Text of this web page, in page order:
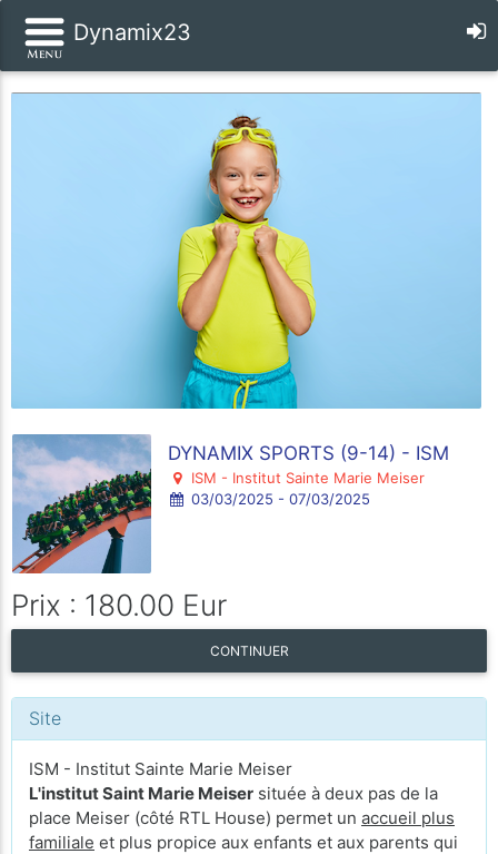
Dynamix23
DYNAMIX SPORTS (9-14) - ISM
ISM - Institut Sainte Marie Meiser
03/03/2025 - 07/03/2025
Prix : 180.00 Eur
CONTINUER
Site
ISM - Institut Sainte Marie Meiser
L'institut Saint Marie Meiser située à deux pas de la
place Meiser (côté RTL House) permet un accueil plus
familiale et plus propice aux enfants et aux parents qui